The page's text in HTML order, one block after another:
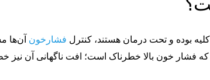
بوده و تحت درمان هستند، کنترل فشارخون آن‌ها
فشار خون بالا خطرناک است؛ افت ناگهانی آن نیز